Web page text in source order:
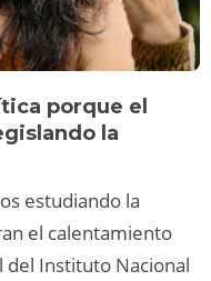
porque el
la
estudiando la
el calentamiento
del Instituto Nacional